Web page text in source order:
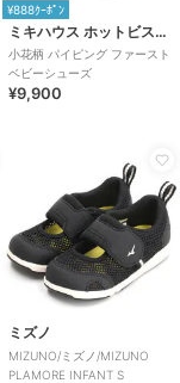
¥888ｸｰﾎﾟﾝ
ミキハウス ホットビスケッツ
小花柄 パイピング ファースト
ベビーシューズ
¥9,900
ミズノ
MIZUNO/ミズノ/MIZUNO
PLAMORE INFANT S